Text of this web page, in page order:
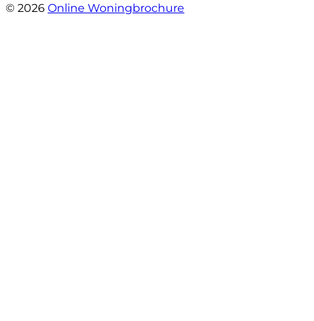
© 2026 Online Woningbrochure